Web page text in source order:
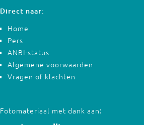
Direct naar:
Home
Pers
ANBI-status
Algemene voorwaarden
Vragen of klachten
Fotomateriaal met dank aan: